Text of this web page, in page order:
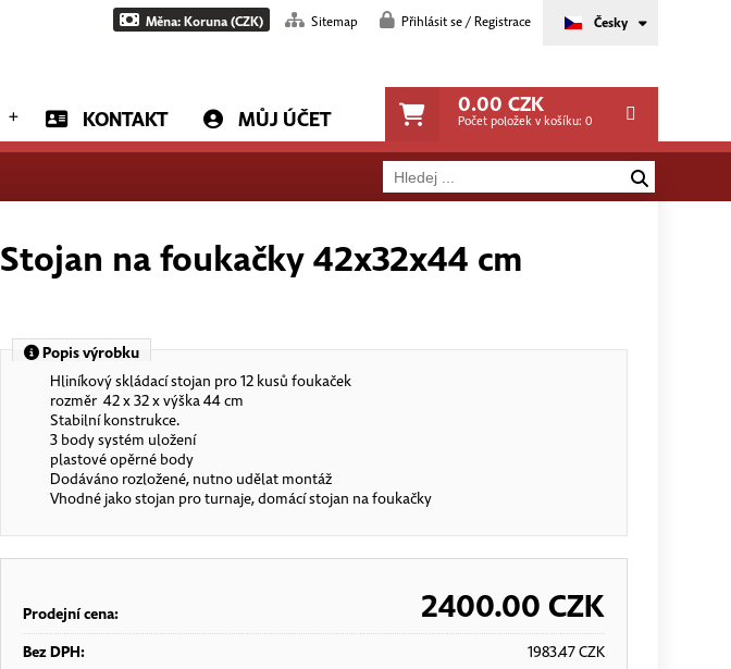
Česky
Měna: Koruna (CZK) Sitemap Přihlásit se / Registrace
KONTAKT MŮJ ÚČET
0.00 CZK
Počet položek v košíku: 0
Stojan na foukačky 42x32x44 cm
Popis výrobku
Hliníkový skládací stojan pro 12 kusů foukaček
rozměr 42 x 32 x výška 44 cm
Stabilní konstrukce.
3 body systém uložení
plastové opěrné body
Dodáváno rozložené, nutno udělat montáž
Vhodné jako stojan pro turnaje, domácí stojan na foukačky
Prodejní cena: 2400.00 CZK
Bez DPH: 1983.47CZK